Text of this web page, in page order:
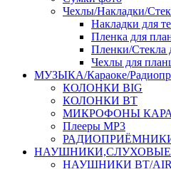
Чехлы/Накладки/
Накладки для
Пленка для
Пленки/Стекла
Чехлы для
МУЗЫКА/Караоке/
КОЛОНКИ BIG
КОЛОНКИ BT
МИКРОФОНЫ
Плееры MP3
НАУШНИКИ,СЛУХОВЫЕ
НАУШНИКИ BT/